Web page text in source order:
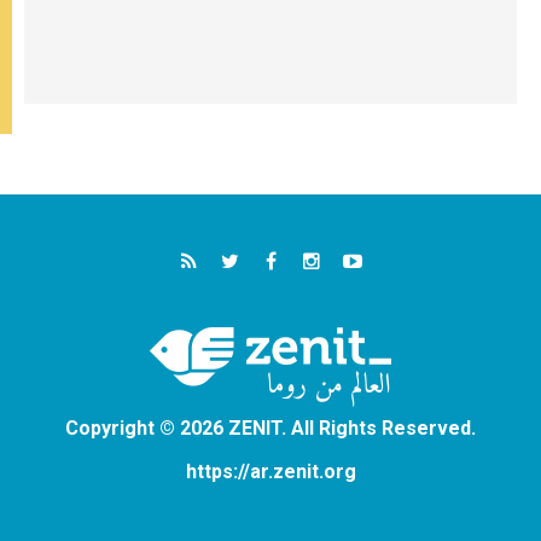
Copyright © 2026 ZENIT. All Rights Reserved.
https://ar.zenit.org